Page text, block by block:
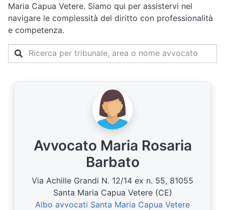
Maria Capua Vetere. Siamo qui per assistervi nel
navigare le complessità del diritto con professionalità
e competenza.
Avvocato Maria Rosaria
Barbato
Via Achille Grandi N. 12/14 ex n. 55, 81055
Santa Maria Capua Vetere (CE)
Albo avvocati Santa Maria Capua Vetere